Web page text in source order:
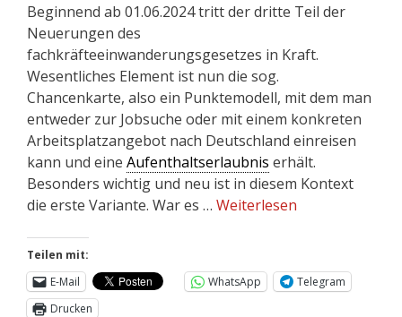
Beginnend ab 01.06.2024 tritt der dritte Teil der
Neuerungen des
fachkräfteeinwanderungsgesetzes in Kraft.
Wesentliches Element ist nun die sog.
Chancenkarte, also ein Punktemodell, mit dem man
entweder zur Jobsuche oder mit einem konkreten
Arbeitsplatzangebot nach Deutschland einreisen
kann und eine Aufenthaltserlaubnis erhält.
Besonders wichtig und neu ist in diesem Kontext
die erste Variante. War es … Weiterlesen
Teilen mit:
E-Mail
WhatsApp
Telegram
Drucken